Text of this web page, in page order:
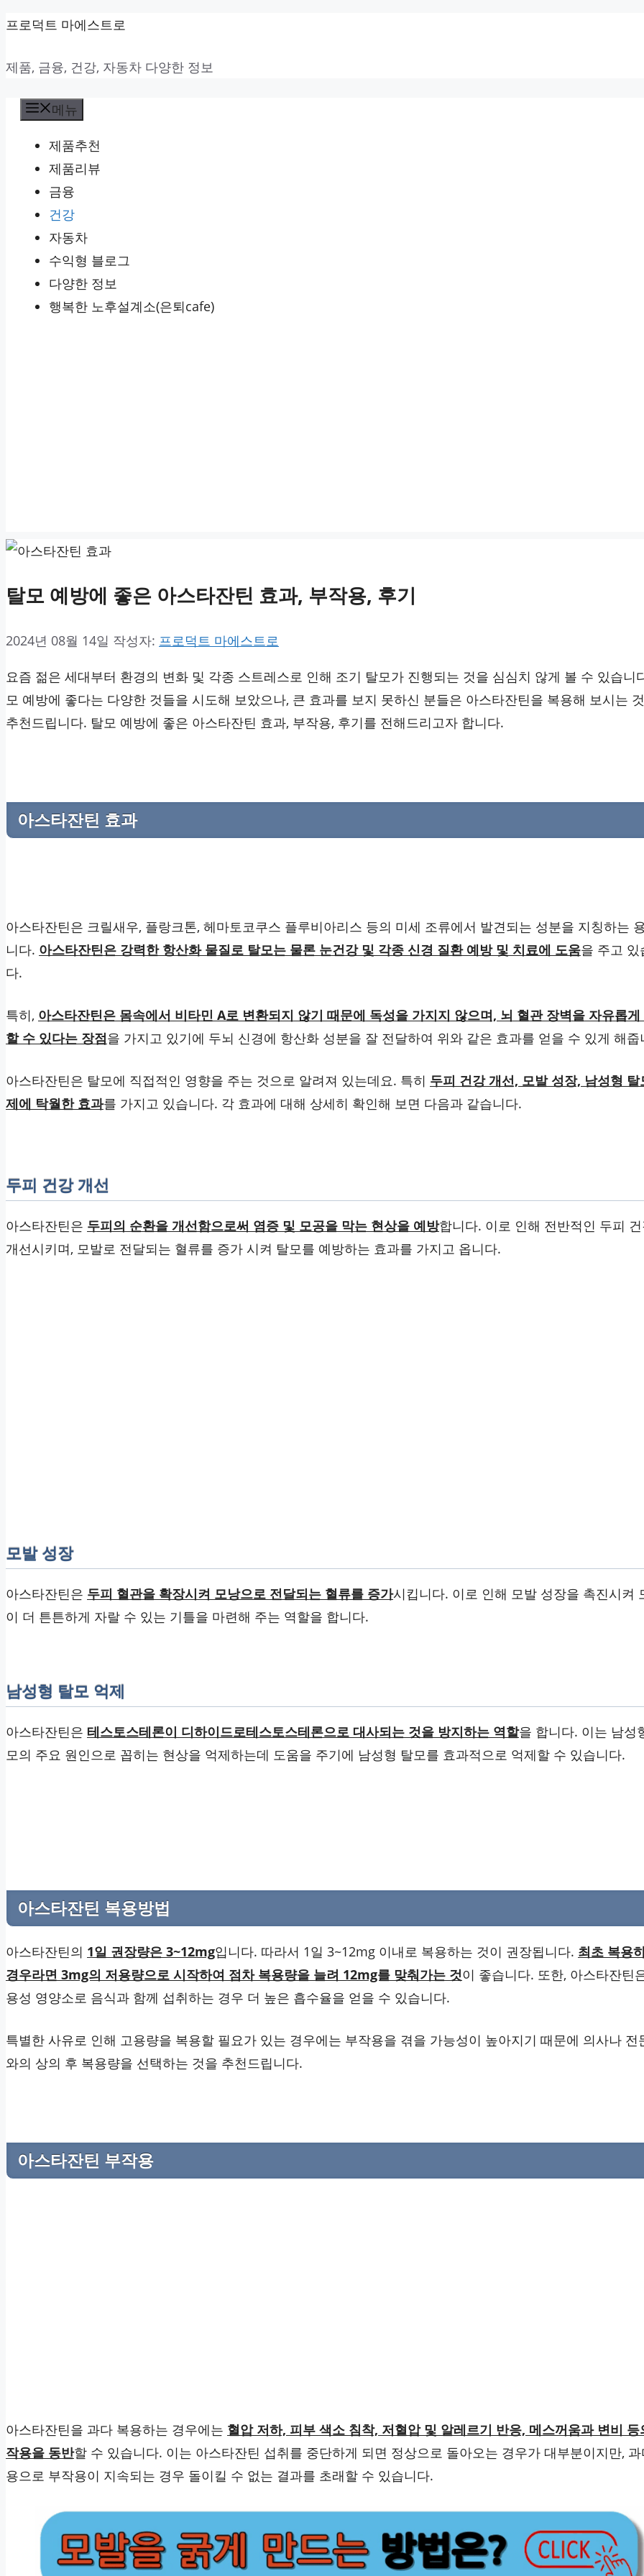
컨
츠
프로덕트 마에스트로
제품, 금융, 건강, 자동차 다양한 정보
메뉴
제품추천
제품리뷰
금융
건강
자동차
수익형 블로그
다양한 정보
행복한 노후설계소(은퇴cafe)
탈모 예방에 좋은 아스타잔틴 효과, 부작용, 후기
2024년 08월 14일 작성자: 프로덕트 마에스트로
요즘 젊은 세대부터 환경의 변화 및 각종 스트레스로 인해 조기 탈모가 진행되는 것을 심심치 않게 볼 수 있습니
모 예방에 좋다는 다양한 것들을 시도해 보았으나, 큰 효과를 보지 못하신 분들은 아스타잔틴을 복용해 보시는
추천드립니다. 탈모 예방에 좋은 아스타잔틴 효과, 부작용, 후기를 전해드리고자 합니다.
아스타잔틴 효과
아스타잔틴은 크릴새우, 플랑크톤, 헤마토코쿠스 플루비아리스 등의 미세 조류에서 발견되는 성분을 지칭하는
니다. 아스타잔틴은 강력한 항산화 물질로 탈모는 물론 눈건강 및 각종 신경 질환 예방 및 치료에 도움을 주고 있
다.
특히, 아스타잔틴은 몸속에서 비타민 A로 변환되지 않기 때문에 독성을 가지지 않으며, 뇌 혈관 장벽을 자유롭게
할 수 있다는 장점을 가지고 있기에 두뇌 신경에 항산화 성분을 잘 전달하여 위와 같은 효과를 얻을 수 있게 해줍
아스타잔틴은 탈모에 직접적인 영향을 주는 것으로 알려져 있는데요. 특히 두피 건강 개선, 모발 성장, 남성형 탈
제에 탁월한 효과를 가지고 있습니다. 각 효과에 대해 상세히 확인해 보면 다음과 같습니다.
두피 건강 개선
아스타잔틴은 두피의 순환을 개선함으로써 염증 및 모공을 막는 현상을 예방합니다. 이로 인해 전반적인 두피
개선시키며, 모발로 전달되는 혈류를 증가 시켜 탈모를 예방하는 효과를 가지고 옵니다.
모발 성장
아스타잔틴은 두피 혈관을 확장시켜 모낭으로 전달되는 혈류를 증가시킵니다. 이로 인해 모발 성장을 촉진시켜
이 더 튼튼하게 자랄 수 있는 기틀을 마련해 주는 역할을 합니다.
남성형 탈모 억제
아스타잔틴은 테스토스테론이 디하이드로테스토스테론으로 대사되는 것을 방지하는 역할을 합니다. 이는 남성
모의 주요 원인으로 꼽히는 현상을 억제하는데 도움을 주기에 남성형 탈모를 효과적으로 억제할 수 있습니다.
아스타잔틴 복용방법
아스타잔틴의 1일 권장량은 3~12mg입니다. 따라서 1일 3~12mg 이내로 복용하는 것이 권장됩니다. 최초 복용
경우라면 3mg의 저용량으로 시작하여 점차 복용량을 늘려 12mg를 맞춰가는 것이 좋습니다. 또한, 아스타잔틴
용성 영양소로 음식과 함께 섭취하는 경우 더 높은 흡수율을 얻을 수 있습니다.
특별한 사유로 인해 고용량을 복용할 필요가 있는 경우에는 부작용을 겪을 가능성이 높아지기 때문에 의사나 전
와의 상의 후 복용량을 선택하는 것을 추천드립니다.
아스타잔틴 부작용
아스타잔틴을 과다 복용하는 경우에는 혈압 저하, 피부 색소 침착, 저혈압 및 알레르기 반응, 메스꺼움과 변비 등
작용을 동반할 수 있습니다. 이는 아스타잔틴 섭취를 중단하게 되면 정상으로 돌아오는 경우가 대부분이지만,
용으로 부작용이 지속되는 경우 돌이킬 수 없는 결과를 초래할 수 있습니다.